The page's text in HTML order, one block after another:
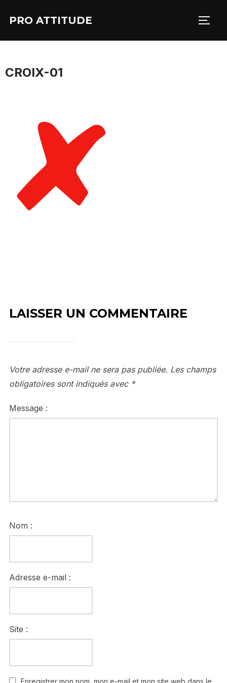
PRO ATTITUDE
CROIX-01
LAISSER UN COMMENTAIRE
Votre adresse e-mail ne sera pas publiée. Les champs
obligatoires sont indiqués avec *
Message :
Nom :
Adresse e-mail :
Site :
Enregistrer mon nom, mon e-mail et mon site web dans le